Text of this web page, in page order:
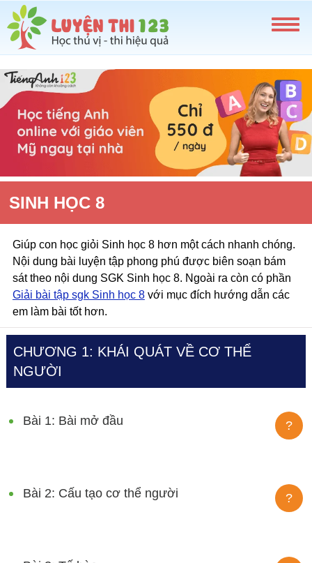
SINH HỌC 8
Giúp con học giỏi Sinh học 8 hơn một cách nhanh chóng.
Nội dung bài luyện tập phong phú được biên soạn bám
sát theo nội dung SGK Sinh học 8. Ngoài ra còn có phần
Giải bài tập sgk Sinh học 8với mục đích hướng dẫn các
em làm bài tốt hơn.
CHƯƠNG 1: KHÁI QUÁT VỀ CƠ THỂ
NGƯỜI
Bài 1: Bài mở đầu ?
Bài 2: Cấu tạo cơ thể người ?